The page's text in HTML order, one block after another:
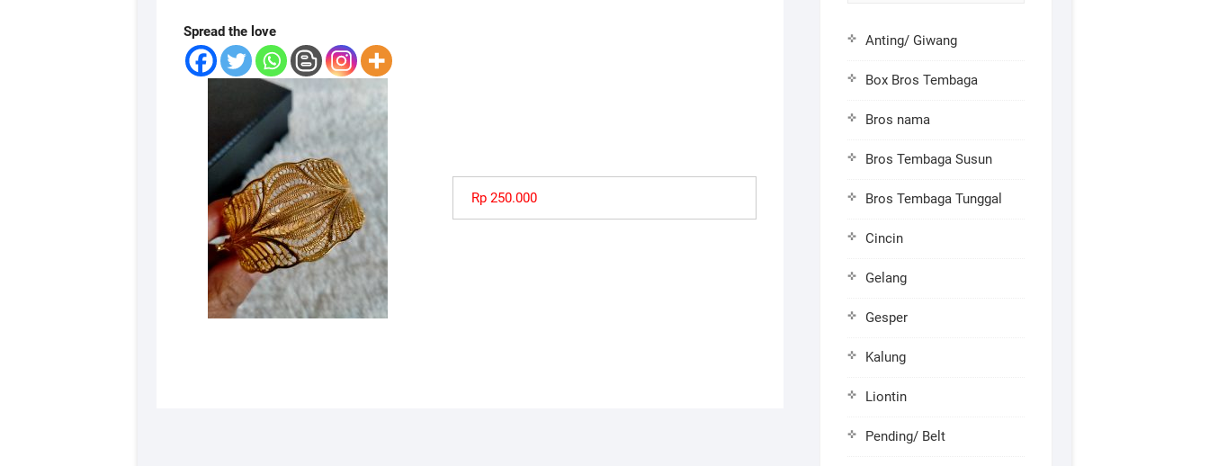
Spread the love
Rp 250.000
Anting/ Giwang
Box Bros Tembaga
Bros nama
Bros Tembaga Susun
Bros Tembaga Tunggal
Cincin
Gelang
Gesper
Kalung
Liontin
Pending/ Belt